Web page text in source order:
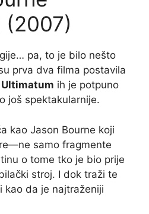
(2007)
pa, to je bilo nešto
prva dva filma postavila
Ultimatum ih je potpuno
još spektakularnije.
kao Jason Bourne koji
samo fragmente
o tome tko je bio prije
stroj. I dok traži te
kao da je najtraženiji